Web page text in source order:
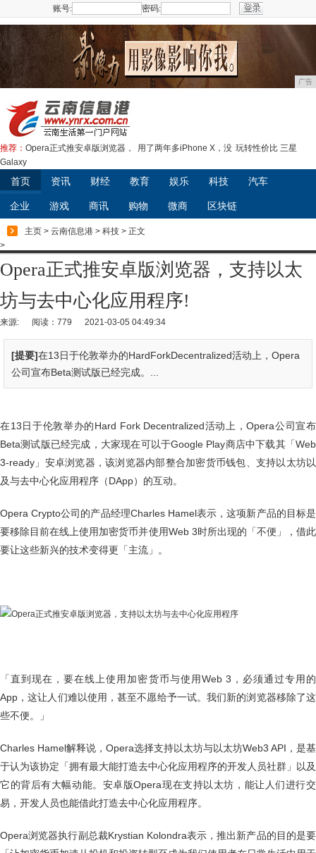
账号: 密码:
广告
推荐： Opera正式推安卓版浏览器， 用了两年多iPhone X，没 玩转性价比 三星
Galaxy
首页 资讯 财经 教育 娱乐 科技 汽车
企业 游戏 商讯 购物 微商 区块链
主页 > 云南信息港 > 科技 > 正文
>
Opera正式推安卓版浏览器，支持以太
坊与去中心化应用程序!
来源: 阅读：779 2021-03-05 04:49:34
[提要]在13日于伦敦举办的HardForkDecentralized活动上，Opera
公司宣布Beta测试版已经完成。...
在13日于伦敦举办的Hard Fork Decentralized活动上，Opera公司宣布
Beta测试版已经完成，大家现在可以于Google Play商店中下载其「Web
3-ready」安卓浏览器，该浏览器内部整合加密货币钱包、支持以太坊以
及与去中心化应用程序（DApp）的互动。
Opera Crypto公司的产品经理Charles Hamel表示，这项新产品的目标是
要移除目前在线上使用加密货币并使用Web 3时所出现的「不便」，借此
要让这些新兴的技术变得更「主流」。
「直到现在，要在线上使用加密货币与使用Web 3，必须通过专用的
App，这让人们难以使用，甚至不愿给予一试。我们新的浏览器移除了这
些不便。」
Charles Hamel解释说，Opera选择支持以太坊与以太坊Web3 API，是基
于认为该协定「拥有最大能打造去中心化应用程序的开发人员社群」以及
它的背后有大幅动能。安卓版Opera现在支持以太坊，能让人们进行交
易，开发人员也能借此打造去中心化应用程序。
Opera浏览器执行副总裁Krystian Kolondra表示，推出新产品的目的是要